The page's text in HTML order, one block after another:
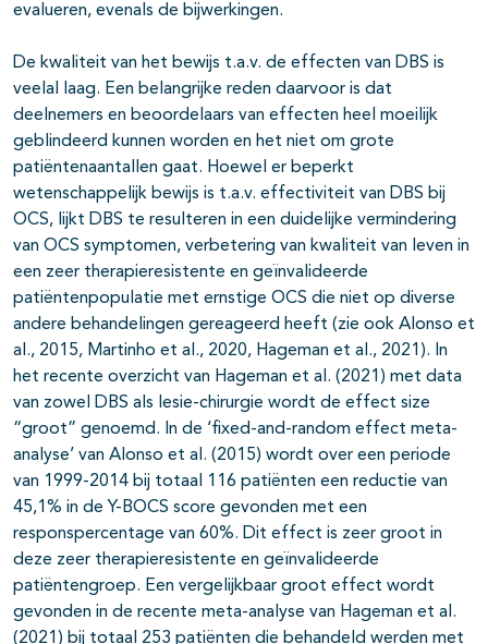
evalueren, evenals de bijwerkingen.
De kwaliteit van het bewijs t.a.v. de effecten van DBS is
veelal laag. Een belangrijke reden daarvoor is dat
deelnemers en beoordelaars van effecten heel moeilijk
geblindeerd kunnen worden en het niet om grote
patiëntenaantallen gaat. Hoewel er beperkt
wetenschappelijk bewijs is t.a.v. effectiviteit van DBS bij
OCS, lijkt DBS te resulteren in een duidelijke vermindering
van OCS symptomen, verbetering van kwaliteit van leven in
een zeer therapieresistente en geïnvalideerde
patiëntenpopulatie met ernstige OCS die niet op diverse
andere behandelingen gereageerd heeft (zie ook Alonso et
al., 2015, Martinho et al., 2020, Hageman et al., 2021). In
het recente overzicht van Hageman et al. (2021) met data
van zowel DBS als lesie-chirurgie wordt de effect size
“groot” genoemd. In de ‘fixed-and-random effect meta-
analyse’ van Alonso et al. (2015) wordt over een periode
van 1999-2014 bij totaal 116 patiënten een reductie van
45,1% in de Y-BOCS score gevonden met een
responspercentage van 60%. Dit effect is zeer groot in
deze zeer therapieresistente en geïnvalideerde
patiëntengroep. Een vergelijkbaar groot effect wordt
gevonden in de recente meta-analyse van Hageman et al.
(2021) bij totaal 253 patiënten die behandeld werden met